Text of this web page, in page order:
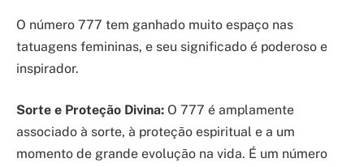
O número 777 tem ganhado muito espaço nas
tatuagens femininas, e seu significado é poderoso e
inspirador.
Sorte e Proteção Divina: O 777 é amplamente
associado à sorte, à proteção espiritual e a um
momento de grande evolução na vida. É um número